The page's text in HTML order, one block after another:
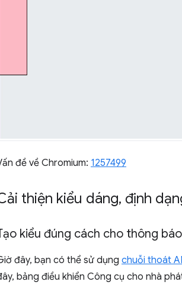
đề về Chromium: 1257499
thiện kiểu dáng, định
kiểu đúng cách cho thông
đây, bạn có thể sử dụng chuỗi thoát
bảng điều khiển Công cụ cho nhà